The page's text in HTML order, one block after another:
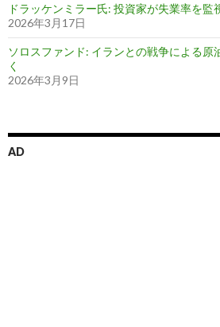
ドラッケンミラー氏: 投資家が失業率を監
2026年3月17日
ソロスファンド: イランとの戦争による原
く
2026年3月9日
AD